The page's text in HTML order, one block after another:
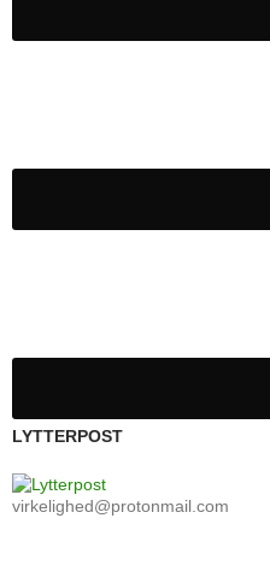
LYTTERPOST
virkelighed@protonmail.com